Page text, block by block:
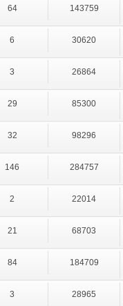
64 143759
6 30620
3 26864
29 85300
32 98296
146 284757
2 22014
21 68703
84 184709
3 28965